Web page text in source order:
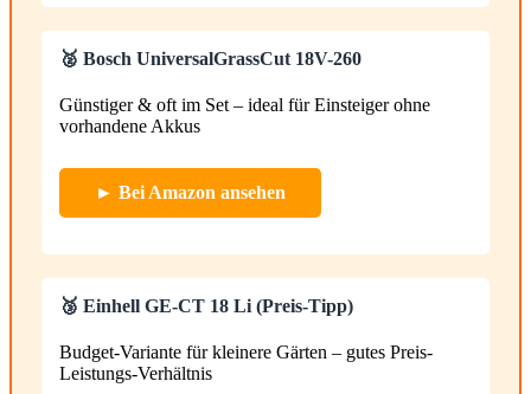
🥈 Bosch UniversalGrassCut 18V-260
Günstiger & oft im Set – ideal für Einsteiger ohne
vorhandene Akkus
► Bei Amazon ansehen
🥉 Einhell GE-CT 18 Li (Preis-Tipp)
Budget-Variante für kleinere Gärten – gutes Preis-
Leistungs-Verhältnis